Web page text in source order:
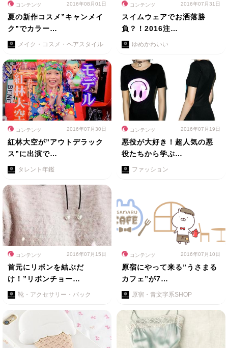
コンテンツ 2016年08月01日
夏の新作コスメ”キャンメイ
ク”でカラー…
メイク・コスメ・ヘアスタイル
コンテンツ 2016年07月31日
スイムウェアでお洒落勝
負？！2016注…
ゆめかわいい
コンテンツ 2016年07月30日
紅林大空が”アウトデラック
ス”に出演で…
タレント年鑑
コンテンツ 2016年07月19日
悪役が大好き！超人気の悪
役たちから学ぶ…
ファッション
コンテンツ 2016年07月15日
首元にリボンを結ぶだ
け！”リボンチョー…
靴・アクセサリー・バック
コンテンツ 2016年07月10日
原宿にやって来る”うさまる
カフェ”が7…
原宿・青文字系SHOP